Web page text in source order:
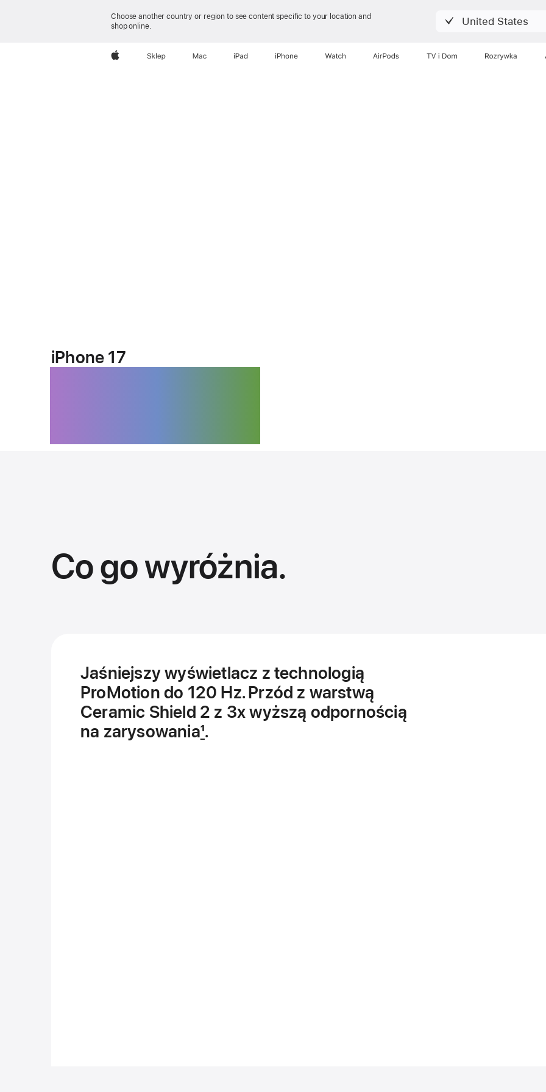
Choose another country or region to see content specific to your location and
shop online.
United States
Apple Sklep Mac iPad iPhone Watch AirPods TV i Dom Rozrywka
iPhone 17
Co go wyróżnia.
Jaśniejszy wyświetlacz z technologią
ProMotion do 120 Hz. Przód z warstwą
Ceramic Shield 2 z 3x wyższą odpornością
na zarysowania1.